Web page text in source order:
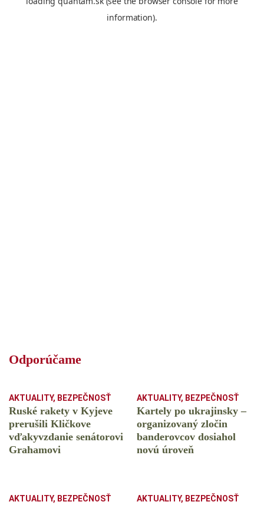
Odporúčame
AKTUALITY, BEZPEČNOSŤ
Ruské rakety v Kyjeve
prerušili Kličkove
vďakyvzdanie senátorovi
Grahamovi
AKTUALITY, BEZPEČNOSŤ
Kartely po ukrajinsky –
organizovaný zločin
banderovcov dosiahol
novú úroveň
AKTUALITY, BEZPEČNOSŤ AKTUALITY, BEZPEČNOSŤ